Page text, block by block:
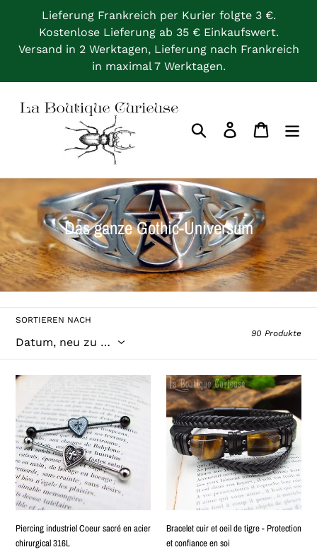
Lieferung Frankreich per Kurier folgte 3 €.
Kostenlose Lieferung ab 35 € Einkaufswert.
Versand in 2 Werktagen, Lieferung nach Frankreich
in maximal 7 Werktagen.
Suchen Einloggen
S
a
m
m
l
n
g
:
Das ganze Gothic-Universum
SORTIEREN NACH
90 Produkte
Piercing
industriel
Coeur
sacré
en
acier
chirurgical
316L
Piercing industriel Coeur sacré en acier
chirurgical 316L
Bracelet
cuir
et
oeil
de
tigre
Protection
et
en
soi
Bracelet cuir et oeil de tigre - Protection
et confiance en soi